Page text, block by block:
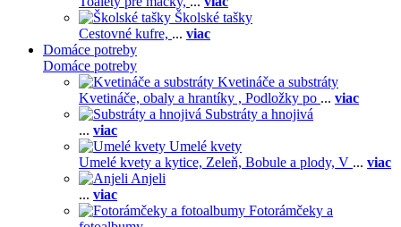
Školské tašky
Cestovné kufre, ... viac
Domáce potreby
Domáce potreby
Kvetináče a substráty
Kvetináče, obaly a hrantíky , Podložky po ... viac
Substráty a hnojivá
... viac
Umelé kvety
Umelé kvety a kytice, Zeleň, Bobule a plody, V ... viac
Anjeli
... viac
Fotorámčeky a